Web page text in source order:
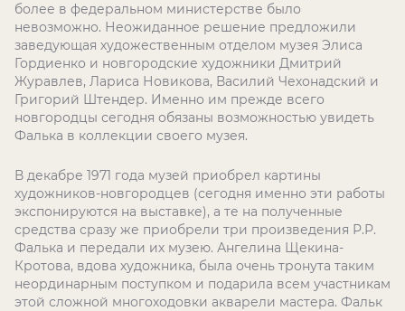
более в федеральном министерстве было
невозможно. Неожиданное решение предложили
заведующая художественным отделом музея Элиса
Гордиенко и новгородские художники Дмитрий
Журавлев, Лариса Новикова, Василий Чехонадский и
Григорий Штендер. Именно им прежде всего
новгородцы сегодня обязаны возможностью увидеть
Фалька в коллекции своего музея.
В декабре 1971 года музей приобрел картины
художников-новгородцев (сегодня именно эти работы
экспонируются на выставке), а те на полученные
средства сразу же приобрели три произведения Р.Р.
Фалька и передали их музею. Ангелина Щекина-
Кротова, вдова художника, была очень тронута таким
неординарным поступком и подарила всем участникам
этой сложной многоходовки акварели мастера. Фальк